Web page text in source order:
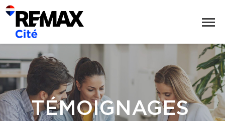
TÉMOIGNAGES